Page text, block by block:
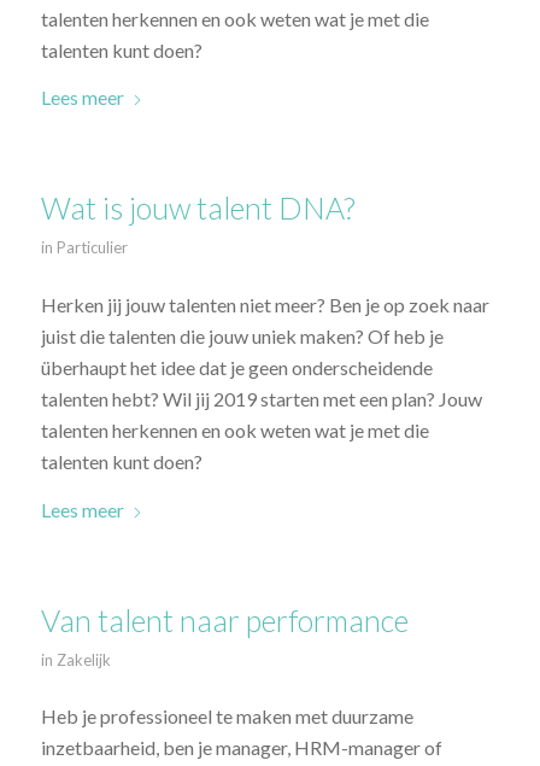
talenten herkennen en ook weten wat je met die
talenten kunt doen?
Lees meer
Wat is jouw talent DNA?
in Particulier
Herken jij jouw talenten niet meer? Ben je op zoek naar
juist die talenten die jouw uniek maken? Of heb je
überhaupt het idee dat je geen onderscheidende
talenten hebt? Wil jij 2019 starten met een plan? Jouw
talenten herkennen en ook weten wat je met die
talenten kunt doen?
Lees meer
Van talent naar performance
in Zakelijk
Heb je professioneel te maken met duurzame
inzetbaarheid, ben je manager, HRM-manager of